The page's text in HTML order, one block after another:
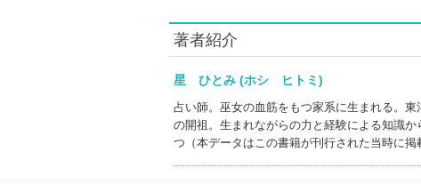
著者紹介
星 ひとみ (ホシ ヒトミ)
占い師。巫女の血筋をもつ家系に生まれる。
の開祖。生まれながらの力と経験による知識
つ（本データはこの書籍が刊行された当時に掲